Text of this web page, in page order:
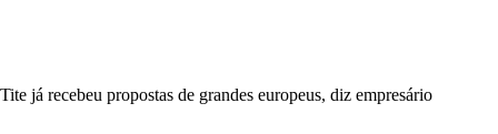
Tite já recebeu propostas de grandes europeus, diz empresário